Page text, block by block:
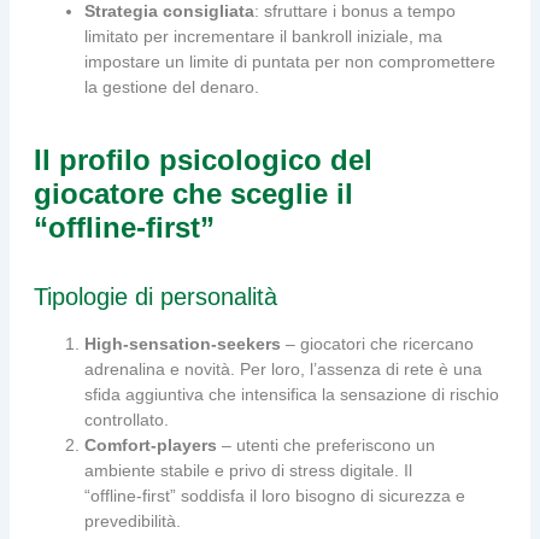
Strategia consigliata: sfruttare i bonus a tempo
limitato per incrementare il bankroll iniziale, ma
impostare un limite di puntata per non compromettere
la gestione del denaro.
Il profilo psicologico del
giocatore che sceglie il
“offline‑first”
Tipologie di personalità
High‑sensation‑seekers – giocatori che ricercano
adrenalina e novità. Per loro, l’assenza di rete è una
sfida aggiuntiva che intensifica la sensazione di rischio
controllato.
Comfort‑players – utenti che preferiscono un
ambiente stabile e privo di stress digitale. Il
“offline‑first” soddisfa il loro bisogno di sicurezza e
prevedibilità.